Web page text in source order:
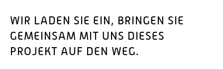
WIR LADEN SIE EIN, BRINGEN SIE
GEMEINSAM MIT UNS DIESES
PROJEKT AUF DEN WEG.